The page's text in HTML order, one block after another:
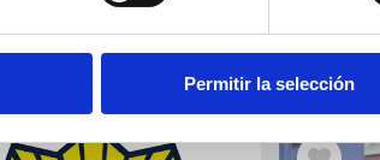
Permitir la selección